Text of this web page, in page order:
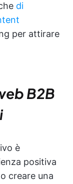
di
per attirare
B2B
è
positiva
creare una